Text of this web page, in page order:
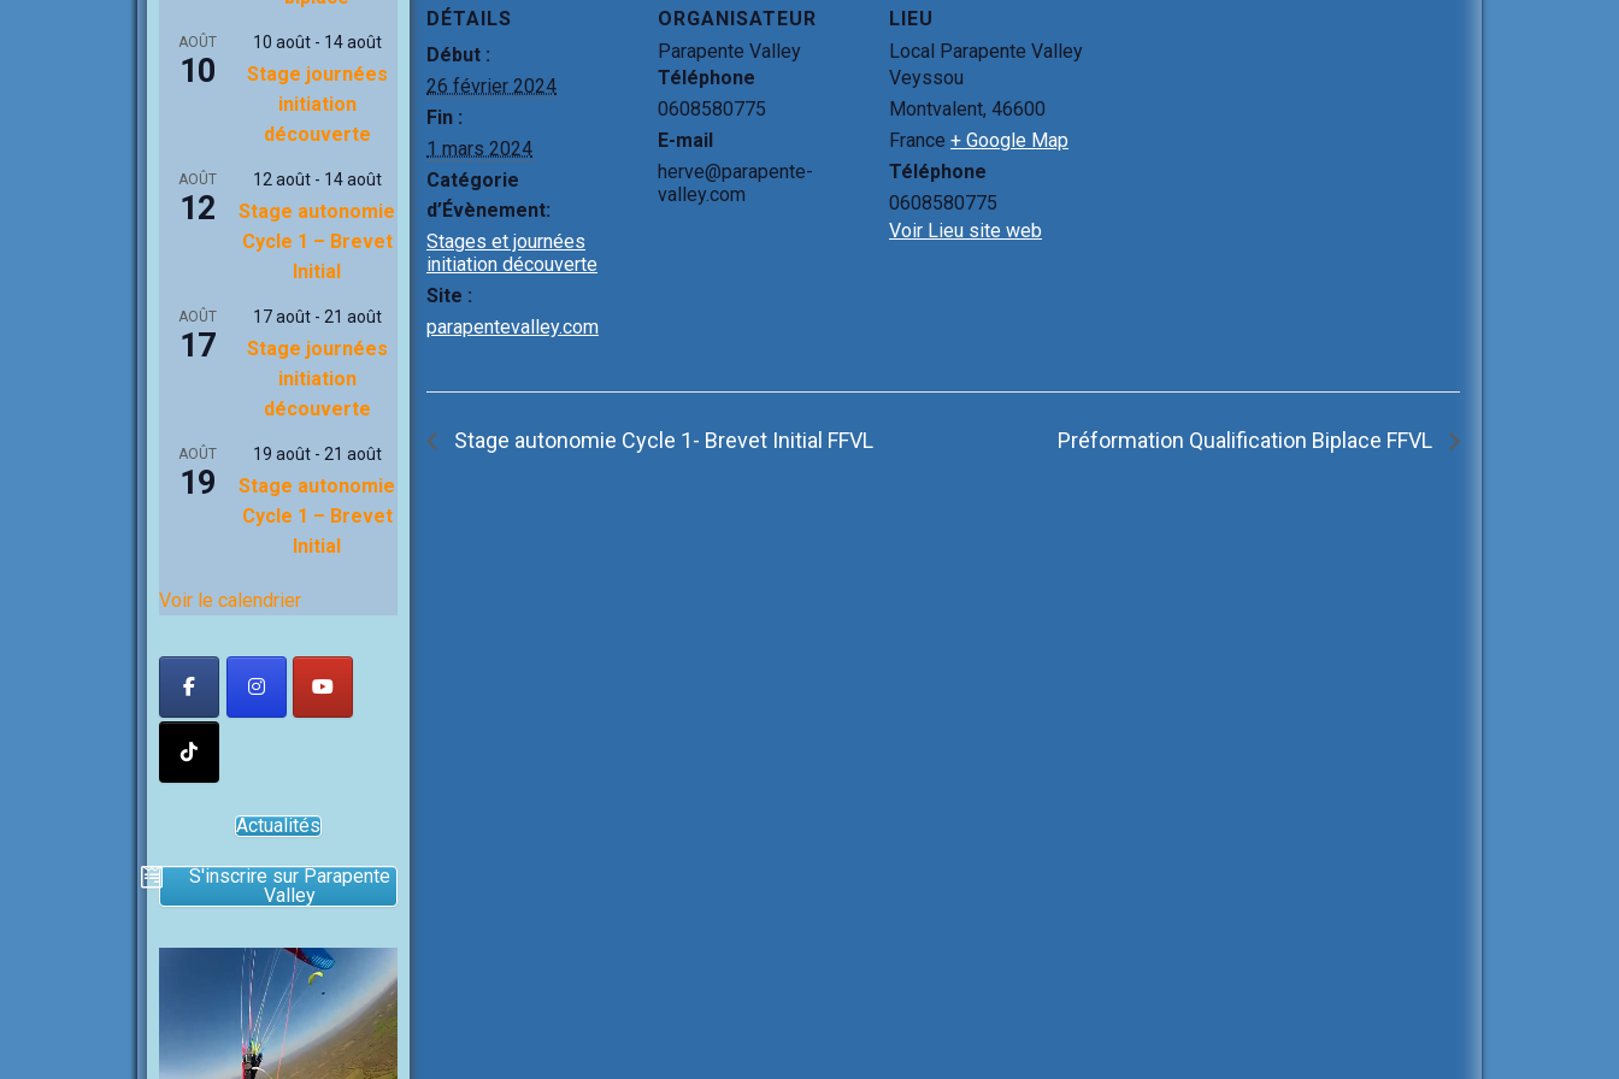
b
o
k
g
er
DÉTAILS
Début :
26 février 2024
Fin :
1 mars 2024
Catégorie
d’Évènement:
Stages et journées
initiation découverte
Site :
parapentevalley.com
ORGANISATEUR
Parapente Valley
Téléphone
0608580775
E-mail
herve@parapente-
valley.com
LIEU
Local Parapente Valley
Veyssou
Montvalent, 46600
France + Google Map
Téléphone
0608580775
Voir Lieu site web
Stage autonomie Cycle 1- Brevet Initial FFVL Préformation Qualification Biplace FFVL
AOÛT
10
10 août- 14 août
Stage journées
initiation
découverte
AOÛT
12
12 août- 14 août
Stage autonomie
Cycle 1 – Brevet
Initial
AOÛT
17
17 août- 21 août
Stage journées
initiation
découverte
AOÛT
19
19 août- 21 août
Stage autonomie
Cycle 1 – Brevet
Initial
Voir le calendrier
Actualités
S'inscrire sur Parapente
Valley